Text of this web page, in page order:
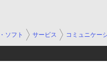
ソフト サービス コミュニケー